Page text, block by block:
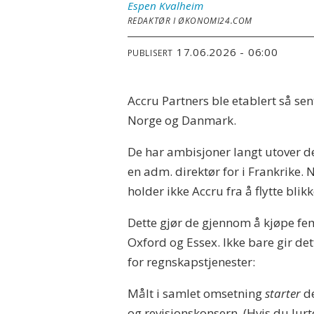
Espen Kvalheim
REDAKTØR I ØKONOMI24.COM
PUBLISERT 17.06.2026 - 06:00
Accru Partners ble etablert så
Norge og Danmark.
De har ambisjoner langt utover
en adm. direktør for i Frankrike.
holder ikke Accru fra å flytte
Dette gjør de gjennom å kjøpe
Oxford og Essex. Ikke bare gir
for regnskapstjenester:
Målt i samlet omsetningstarter